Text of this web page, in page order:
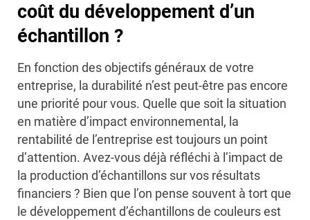
coût du développement d’un
échantillon ?
En fonction des objectifs généraux de votre
entreprise, la durabilité n’est peut-être pas encore
une priorité pour vous. Quelle que soit la situation
en matière d’impact environnemental, la
rentabilité de l’entreprise est toujours un point
d’attention. Avez-vous déjà réfléchi à l’impact de
la production d’échantillons sur vos résultats
financiers ? Bien que l’on pense souvent à tort que
le développement d’échantillons de couleurs est